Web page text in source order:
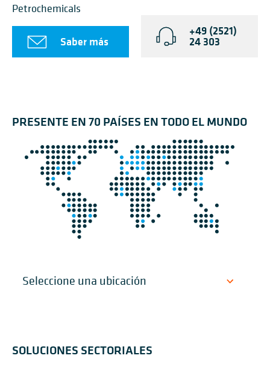
Petrochemicals
Saber más
+49 (2521)
24 303
PRESENTE EN 70 PAÍSES EN TODO EL MUNDO
SOLUCIONES SECTORIALES